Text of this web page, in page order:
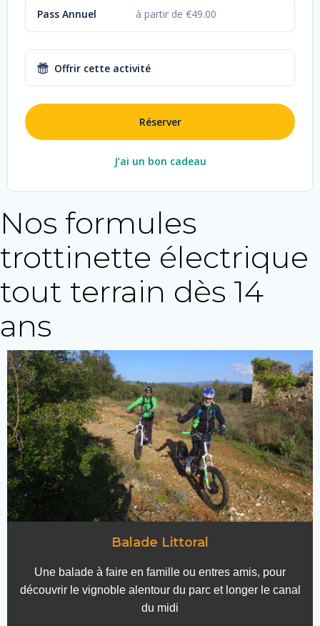
Pass Annuel à partir de €49.00
Offrir cette activité
Réserver
J’ai un bon cadeau
Nos formules
trottinette électrique
tout terrain dès 14
ans
Balade Littoral
Une balade à faire en famille ou entres amis, pour
découvrir le vignoble alentour du parc et longer le canal
du midi